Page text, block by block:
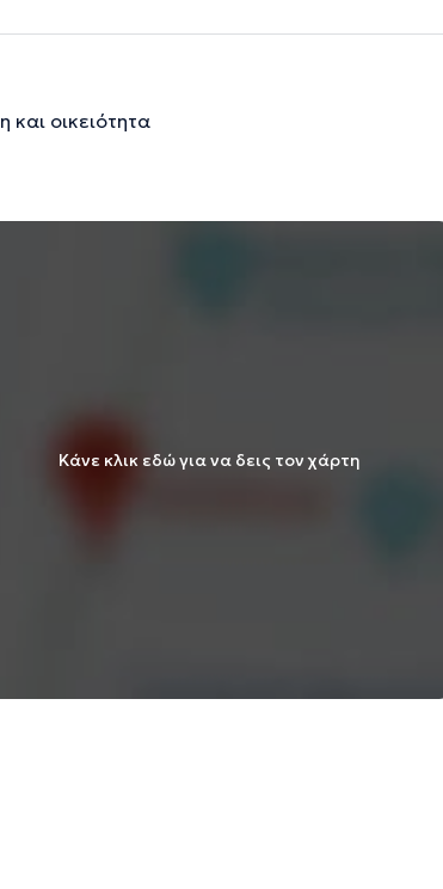
οικειότητα
Κάνε κλικ εδώ για να δεις τον χάρτη